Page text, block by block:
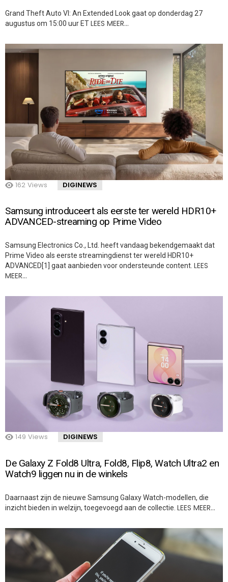
Grand Theft Auto VI: An Extended Look gaat op donderdag 27
augustus om 15:00 uur ETLEES MEER…
162 Views DIGINEWS
Samsung introduceert als eerste ter wereld HDR10+
ADVANCED-streaming op Prime Video
Samsung Electronics Co., Ltd. heeft vandaag bekendgemaakt dat
Prime Video als eerste streamingdienst ter wereld HDR10+
ADVANCED[1] gaat aanbieden voor ondersteunde content. LEES
MEER…
149 Views DIGINEWS
De Galaxy Z Fold8 Ultra, Fold8, Flip8, Watch Ultra2 en
Watch9 liggen nu in de winkels
Daarnaast zijn de nieuwe Samsung Galaxy Watch-modellen, die
inzicht bieden in welzijn, toegevoegd aan de collectie. LEES MEER…